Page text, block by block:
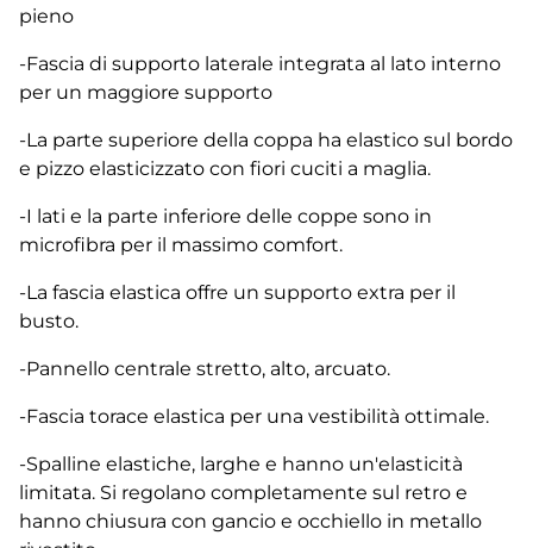
pieno
-Fascia di supporto laterale integrata al lato interno
per un maggiore supporto
-La parte superiore della coppa ha elastico sul bordo
e pizzo elasticizzato con fiori cuciti a maglia.
-I lati e la parte inferiore delle coppe sono in
microfibra per il massimo comfort.
-La fascia elastica offre un supporto extra per il
busto.
-Pannello centrale stretto, alto, arcuato.
-Fascia torace elastica per una vestibilità ottimale.
-Spalline elastiche, larghe e hanno un'elasticità
limitata. Si regolano completamente sul retro e
hanno chiusura con gancio e occhiello in metallo